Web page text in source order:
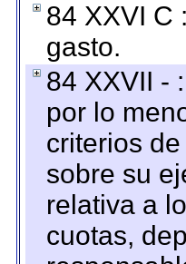
84 XXVI C
gasto.
84 XXVII -
por lo
criterios
sobre su
relativa a
cuotas,